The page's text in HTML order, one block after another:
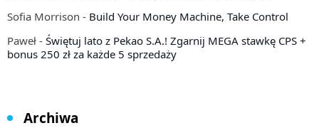
Sofia Morrison - Build Your Money Machine, Take Control
Paweł - Świętuj lato z Pekao S.A.! Zgarnij MEGA stawkę CPS +
bonus 250 zł za każde 5 sprzedaży
Archiwa